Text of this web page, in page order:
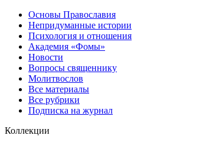
Основы Православия
Непридуманные истории
Психология и отношения
Академия «Фомы»
Новости
Вопросы священнику
Молитвослов
Все материалы
Все рубрики
Подписка на журнал
Коллекции